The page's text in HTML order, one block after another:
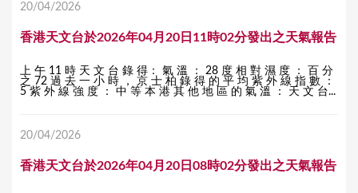
20/04/2026
香港天文台於2026年04月20日11時02分發出之天氣報告
上 午 11 時 天 文 台 錄 得： 氣 溫 ： 28 度 相 對 濕 度 ： 百 分
之 72 過 去 一 小 時 ， 京 士 柏 錄 得 的 平 均 紫 外 線 指 數 ：
5 紫 外 線 強 度 ： 中 等 本 港 其 他 地 區 的 氣 溫 ： 天 文 台...
20/04/2026
香港天文台於2026年04月20日08時02分發出之天氣報告